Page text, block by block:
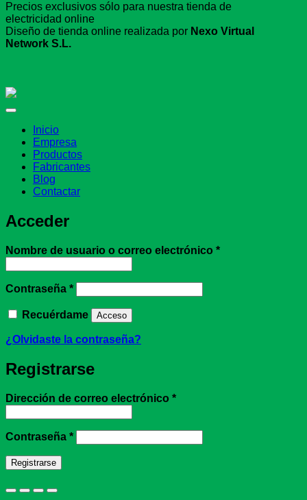
Precios exclusivos sólo para nuestra tienda de
electricidad online
Diseño de tienda online realizada por Nexo Virtual
Network S.L.
Inicio
Empresa
Productos
Fabricantes
Blog
Contactar
Acceder
Nombre de usuario o correo electrónico *Obligatorio
Contraseña *Obligatorio
Recuérdame Acceso
¿Olvidaste la contraseña?
Registrarse
Dirección de correo electrónico *Obligatorio
Contraseña *Obligatorio
Registrarse